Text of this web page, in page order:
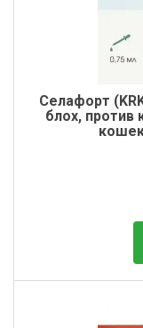
Cелафорт
блох,